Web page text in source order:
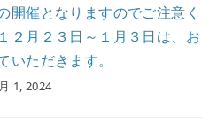
開催となりますのでご注意く
２月２３日～１月３日は、お
いただきます。
1, 2024